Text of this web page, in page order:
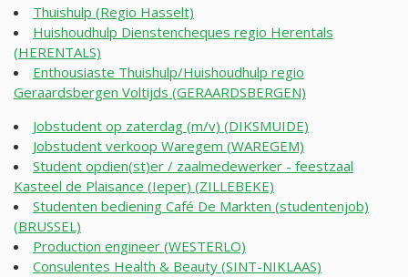
Thuishulp (Regio Hasselt)
Huishoudhulp Dienstencheques regio Herentals
(HERENTALS)
Enthousiaste Thuishulp/Huishoudhulp regio
Geraardsbergen Voltijds (GERAARDSBERGEN)
Jobstudent op zaterdag (m/v) (DIKSMUIDE)
Jobstudent verkoop Waregem (WAREGEM)
Student opdien(st)er / zaalmedewerker - feestzaal
Kasteel de Plaisance (Ieper) (ZILLEBEKE)
Studenten bediening Café De Markten (studentenjob)
(BRUSSEL)
Production engineer (WESTERLO)
Consulentes Health & Beauty (SINT-NIKLAAS)